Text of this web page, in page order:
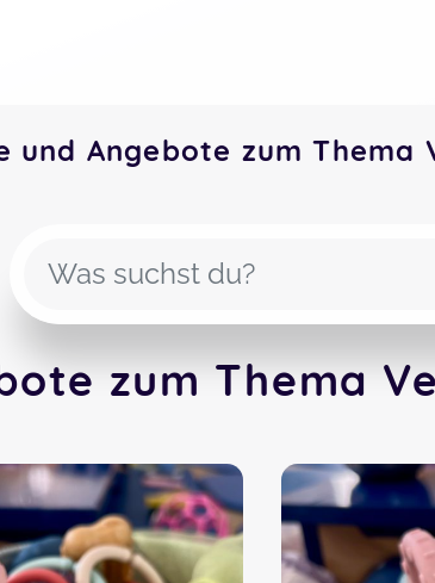
und Angebote zum
zum Thema